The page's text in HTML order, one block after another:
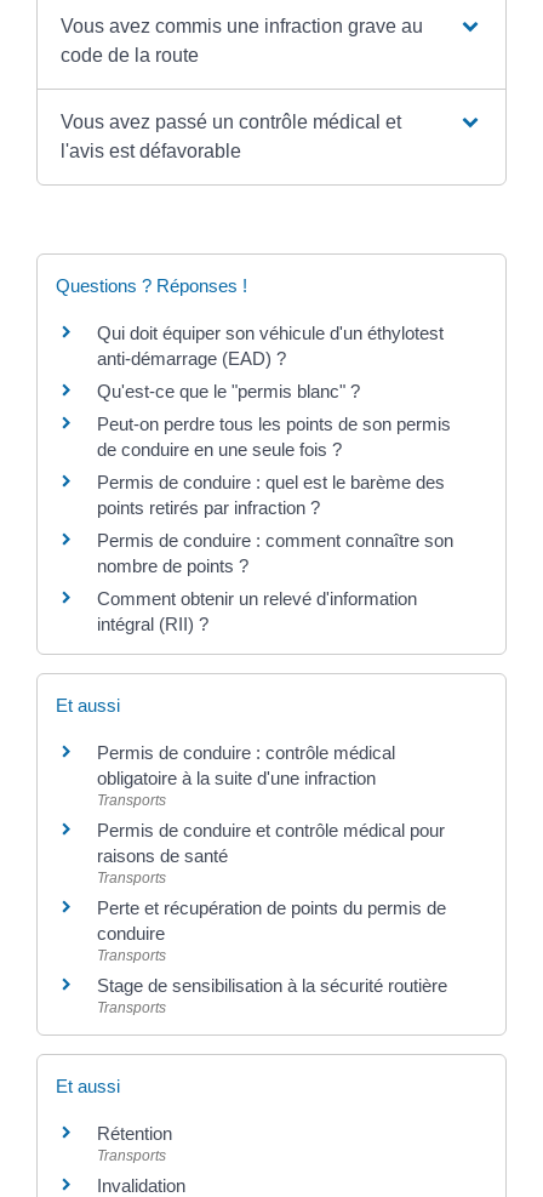
Vous avez commis une infraction grave au
code de la route
Vous avez passé un contrôle médical et
l'avis est défavorable
Questions ? Réponses !
Qui doit équiper son véhicule d'un éthylotest
anti-démarrage (EAD) ?
Qu'est-ce que le "permis blanc" ?
Peut-on perdre tous les points de son permis
de conduire en une seule fois ?
Permis de conduire : quel est le barème des
points retirés par infraction ?
Permis de conduire : comment connaître son
nombre de points ?
Comment obtenir un relevé d'information
intégral (RII) ?
Et aussi
Permis de conduire : contrôle médical
obligatoire à la suite d'une infraction
Transports
Permis de conduire et contrôle médical pour
raisons de santé
Transports
Perte et récupération de points du permis de
conduire
Transports
Stage de sensibilisation à la sécurité routière
Transports
Et aussi
Rétention
Transports
Invalidation